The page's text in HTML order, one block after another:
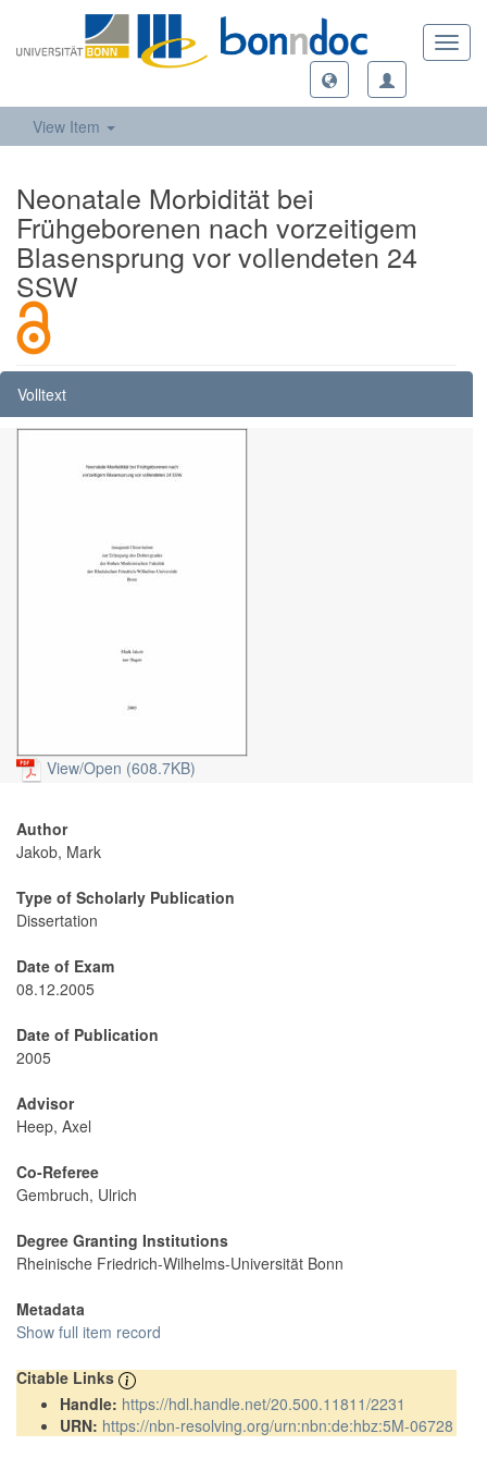
View Item
Neonatale Morbidität bei
Frühgeborenen nach vorzeitigem
Blasensprung vor vollendeten 24
SSW
Volltext
View/Open (608.7KB)
Author
Jakob, Mark
Type of Scholarly Publication
Dissertation
Date of Exam
08.12.2005
Date of Publication
2005
Advisor
Heep, Axel
Co-Referee
Gembruch, Ulrich
Degree Granting Institutions
Rheinische Friedrich-Wilhelms-Universität Bonn
Metadata
Show full item record
Citable Links
Handle: https://hdl.handle.net/20.500.11811/2231
URN: https://nbn-resolving.org/urn:nbn:de:hbz:5M-06728